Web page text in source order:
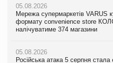
05.08.2026
Мережа супермаркетів VARUS
формату convenience store
налічуватиме 374 магазини
05.08.2026
Російська атака 5 серпня
05.08.2026
Смачне поповнення дитячого
новинки від ТМ ТОКЕРИ
05.08.2026
Сергій Лісунов про заморожені
05.08.2026
Adidas витратила понад $1 млрд
продуктів